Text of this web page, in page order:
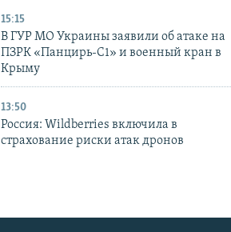
15:15
В ГУР МО Украины заявили об атаке на
ПЗРК «Панцирь-С1» и военный кран в
Крыму
13:50
Россия: Wildberries включила в
страхование риски атак дронов